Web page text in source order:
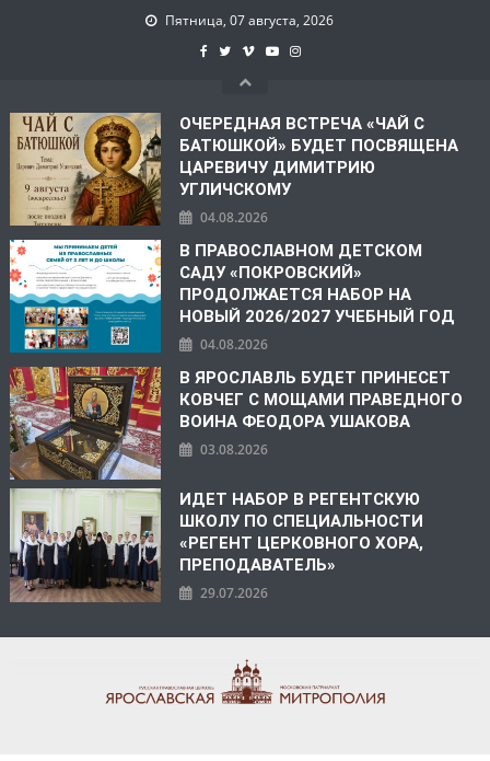
Пятница, 07 августа, 2026
ОЧЕРЕДНАЯ ВСТРЕЧА «ЧАЙ С
БАТЮШКОЙ» БУДЕТ ПОСВЯЩЕНА
ЦАРЕВИЧУ ДИМИТРИЮ
УГЛИЧСКОМУ
04.08.2026
В ПРАВОСЛАВНОМ ДЕТСКОМ
САДУ «ПОКРОВСКИЙ»
ПРОДОЛЖАЕТСЯ НАБОР НА
НОВЫЙ 2026/2027 УЧЕБНЫЙ ГОД
04.08.2026
В ЯРОСЛАВЛЬ БУДЕТ ПРИНЕСЕТ
КОВЧЕГ С МОЩАМИ ПРАВЕДНОГО
ВОИНА ФЕОДОРА УШАКОВА
03.08.2026
ИДЕТ НАБОР В РЕГЕНТСКУЮ
ШКОЛУ ПО СПЕЦИАЛЬНОСТИ
«РЕГЕНТ ЦЕРКОВНОГО ХОРА,
ПРЕПОДАВАТЕЛЬ»
29.07.2026